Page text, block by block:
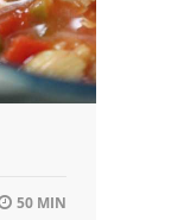
50 MIN